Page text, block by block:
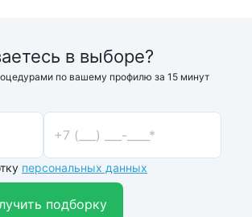
в выборе?
по вашему профилю за 15 минут
персональных данных
подборку